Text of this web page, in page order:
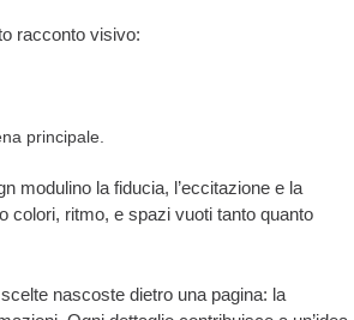
racconto visivo:
principale.
modulino la fiducia, l’eccitazione e la
colori, ritmo, e spazi vuoti tanto quanto
nascoste dietro una pagina: la